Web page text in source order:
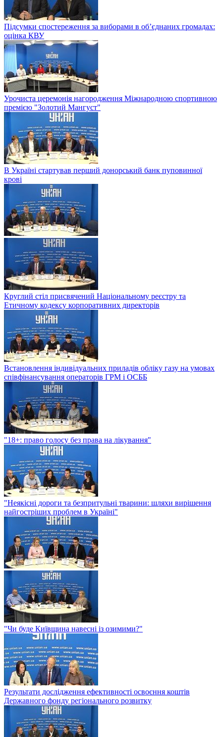
Підсумки спостереження за виборами в об’єднаних громадах:
оцінка КВУ
Урочиста церемонія нагородження Міжнародною спортивною
премією "Золотий Мангуст"
В Україні стартував перший донорський банк пуповинної
крові
Круглий стіл присвячений Національному реєстру та
Етичному кодексу корпоративних директорів
Встановлення індивідуальних приладів обліку газу на умовах
співфінансування операторів ГРМ і ОСББ
"18+: право голосу без права на лікування"
"Неякісні дороги та безпритульні тварини: шляхи вирішення
найгостріших проблем в Україні"
"Чи буде Київщина навесні із озимими?"
Результати дослідження ефективності освоєння коштів
Державного фонду регіонального розвитку